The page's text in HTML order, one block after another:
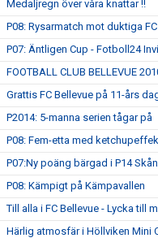
Medaljregn över våra knattar !!
P08: Rysarmatch mot duktiga
P07: Äntligen Cup - Fotboll24
FOOTBALL CLUB BELLEVUE
Grattis FC Bellevue på 11-års
P2014: 5-manna serien tågar på
P08: Fem-etta med
P07:Ny poäng bärgad i P14
P08: Kämpigt på Kämpavallen
Till alla i FC Bellevue - Lycka till
Härlig atmosfär i Höllviken Mini